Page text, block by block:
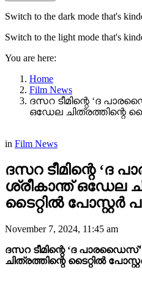
Switch to the dark mode that's
Switch to the light mode that's
You are here:
Home
Film News
ദസറ ടീമിന്റെ ‘ദ
ഒഡേല ചിത്രത്തിന്റെ
in Film News
ദസറ ടീമിന്റെ ‘ദ
ശ്രീകാന്ത് ഒഡേല
ടൈറ്റിൽ പോസ്റ്റർ
November 7, 2024, 11:45 am
ദസറ ടീമിന്റെ ‘ദ
ചിത്രത്തിന്റെ ടൈറ്റിൽ